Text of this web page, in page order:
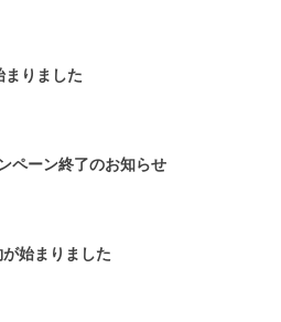
りました
ペーン終了のお知らせ
始まりました